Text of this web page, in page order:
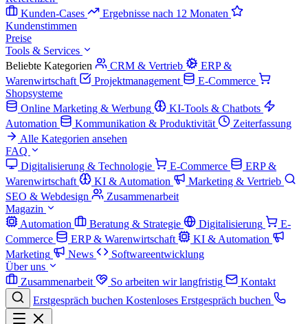
Kunden-Cases
Ergebnisse nach 12 Monaten
Kundenstimmen
Preise
Tools & Services
Beliebte Kategorien
CRM & Vertrieb
ERP &
Warenwirtschaft
Projektmanagement
E-Commerce
Shopsysteme
Online Marketing & Werbung
KI-Tools & Chatbots
Automation
Kommunikation & Produktivität
Zeiterfassung
Alle Kategorien ansehen
FAQ
Digitalisierung & Technologie
E-Commerce
ERP &
Warenwirtschaft
KI & Automation
Marketing & Vertrieb
SEO & Webdesign
Zusammenarbeit
Magazin
Automation
Beratung & Strategie Digitalisierung
E-
Commerce
ERP & Warenwirtschaft
KI & Automation
Marketing
News
Softwareentwicklung
Über uns
Zusammenarbeit
So arbeiten wir langfristig
Kontakt
Erstgespräch buchen Kostenloses Erstgespräch buchen